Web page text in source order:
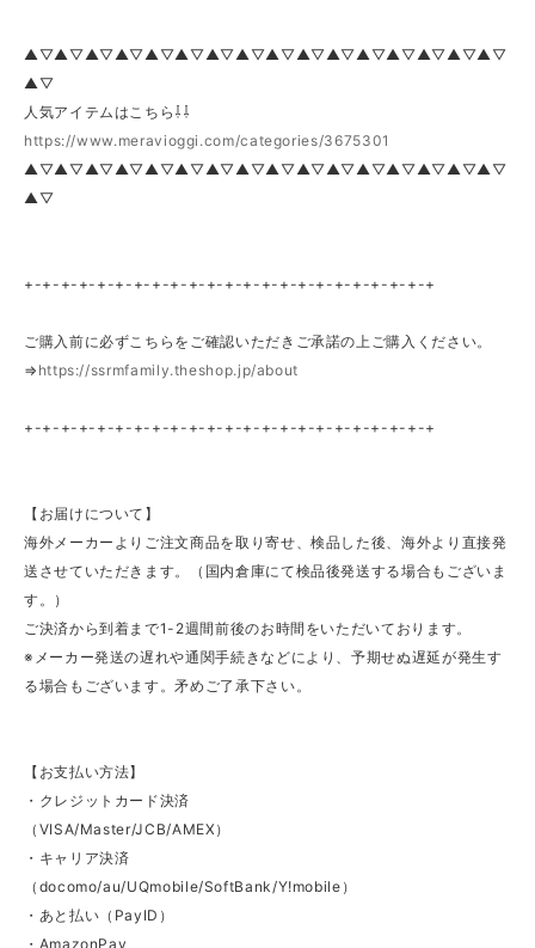
▲▽▲▽▲▽▲▽▲▽▲▽▲▽▲▽▲▽▲▽▲▽▲▽▲▽▲▽▲▽▲▽
▲▽
人気アイテムはこちら⇩⇩
https://www.meravioggi.com/categories/3675301
▲▽▲▽▲▽▲▽▲▽▲▽▲▽▲▽▲▽▲▽▲▽▲▽▲▽▲▽▲▽▲▽
▲▽
+-+-+-+-+-+-+-+-+-+-+-+-+-+-+-+-+-+-+-+-+-+-+
ご購入前に必ずこちらをご確認いただきご承諾の上ご購入ください。
⇒ https://ssrmfamily.theshop.jp/about
+-+-+-+-+-+-+-+-+-+-+-+-+-+-+-+-+-+-+-+-+-+-+
【お届けについて】
海外メーカーよりご注文商品を取り寄せ、検品した後、海外より直接発
送させていただきます。（国内倉庫にて検品後発送する場合もございま
す。）
ご決済から到着まで1-2週間前後のお時間をいただいております。
※メーカー発送の遅れや通関手続きなどにより、予期せぬ遅延が発生す
る場合もございます。矛めご了承下さい。
【お支払い方法】
・クレジットカード決済
（VISA/Master/JCB/AMEX）
・キャリア決済
（docomo/au/UQmobile/SoftBank/Y!mobile）
・あと払い（PayID）
・AmazonPay